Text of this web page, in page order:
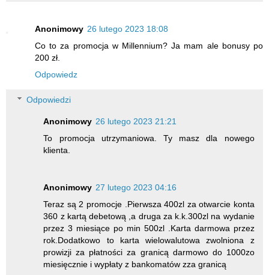
Anonimowy 26 lutego 2023 18:08
Co to za promocja w Millennium? Ja mam ale bonusy po
200 zł.
Odpowiedz
Odpowiedzi
Anonimowy 26 lutego 2023 21:21
To promocja utrzymaniowa. Ty masz dla nowego
klienta.
Anonimowy 27 lutego 2023 04:16
Teraz są 2 promocje .Pierwsza 400zl za otwarcie konta
360 z kartą debetową ,a druga za k.k.300zl na wydanie
przez 3 miesiące po min 500zl .Karta darmowa przez
rok.Dodatkowo to karta wielowalutowa zwolniona z
prowizji za płatności za granicą darmowo do 1000zo
miesięcznie i wypłaty z bankomatów zza granicą